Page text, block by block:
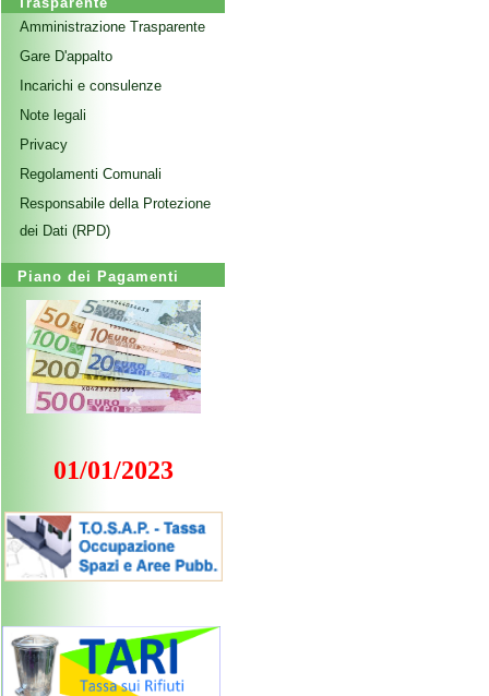
Amministrazione Trasparente
Gare D'appalto
Incarichi e consulenze
Note legali
Privacy
Regolamenti Comunali
Responsabile della Protezione
dei Dati (RPD)
Piano dei Pagamenti
01/01/2023